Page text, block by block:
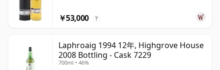
￥53,000 ?
Laphroaig 1994 12年, Highgrove House
2008 Bottling - Cask 7229
700ml • 46%